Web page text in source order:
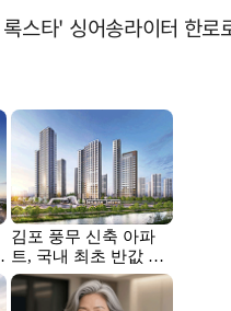
스타' 싱어송라이터 한